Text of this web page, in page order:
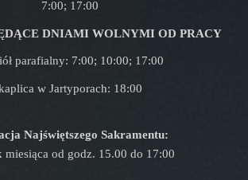
7:00; 17:00
DNIAMI WOLNYMI OD PRACY
parafialny: 7:00; 10:00; 17:00
w Jartyporach: 18:00
Najświętszego Sakramentu:
miesiąca od godz. 15.00 do 17:00